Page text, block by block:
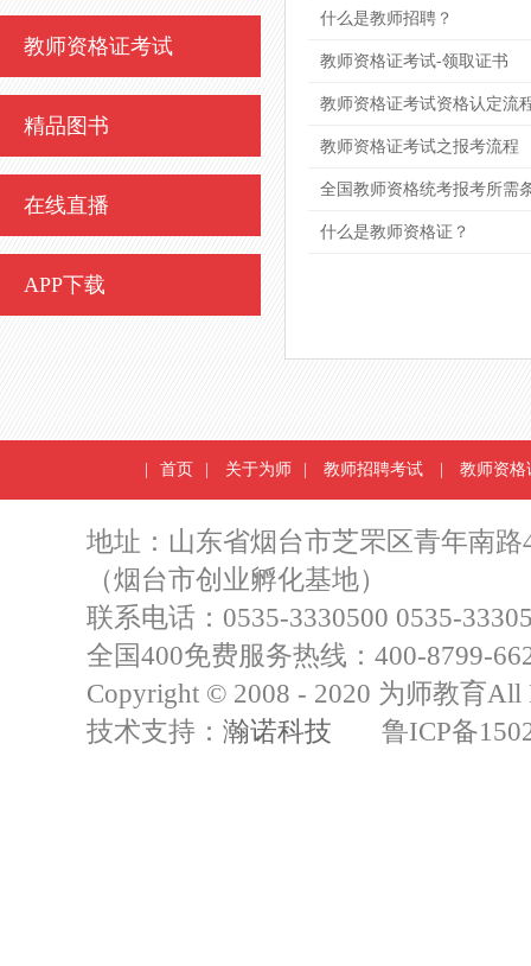
教师资格证考试
精品图书
在线直播
APP下载
什么是教师招聘？
教师资格证考试-领取证书
教师资格证考试资格认定流
教师资格证考试之报考流程
全国教师资格统考报考所需
什么是教师资格证？
首页 关于为师 教师招聘考试 教师资格
地址：山东省烟台市芝罘区青年南路
（烟台市创业孵化基地）
联系电话：0535-3330500 0535-
全国400免费服务热线：400-8799-
Copyright © 2008 - 2020 为师教育All
技术支持： 瀚诺科技 鲁ICP备